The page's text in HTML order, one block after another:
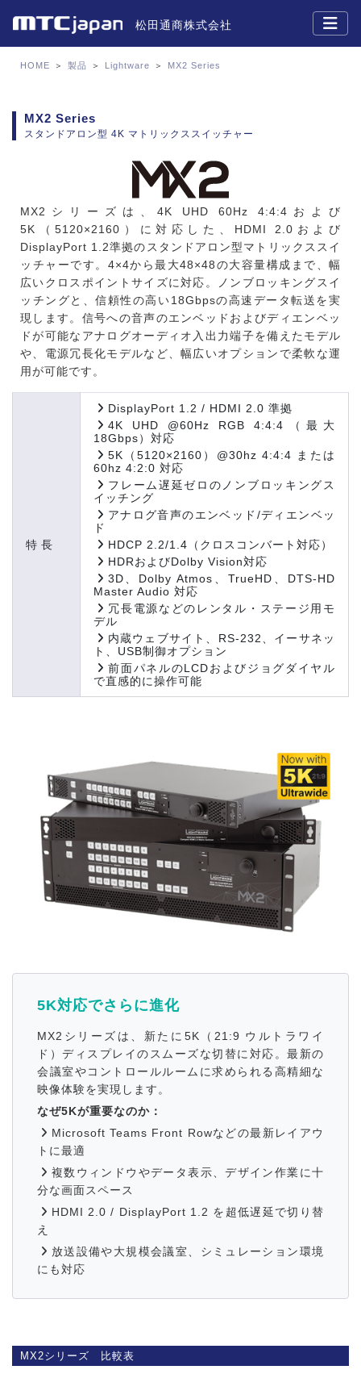
松田通商株式会社
HOME ＞ 製品 ＞ Lightware ＞ MX2 Series
MX2 Series
スタンドアロン型 4K マトリックススイッチャー
MX2シリーズは、4K UHD 60Hz 4:4:4および
5K（5120×2160）に対応した、HDMI 2.0および
DisplayPort 1.2準拠のスタンドアロン型マトリックススイ
ッチャーです。4×4から最大48×48の大容量構成まで、幅
広いクロスポイントサイズに対応。ノンブロッキングスイ
ッチングと、信頼性の高い18Gbpsの高速データ転送を実
現します。信号への音声のエンベッドおよびディエンベッ
ドが可能なアナログオーディオ入出力端子を備えたモデル
や、電源冗長化モデルなど、幅広いオプションで柔軟な運
用が可能です。
特長
DisplayPort 1.2 / HDMI 2.0 準拠
4K UHD @60Hz RGB 4:4:4（最大
18Gbps）対応
5K（5120×2160）@30hz 4:4:4 または
60hz 4:2:0 対応
フレーム遅延ゼロのノンブロッキングス
イッチング
アナログ音声のエンベッド/ディエンベッ
ド
HDCP 2.2/1.4（クロスコンバート対応）
HDRおよびDolby Vision対応
3D、Dolby Atmos、TrueHD、DTS-HD
Master Audio 対応
冗長電源などのレンタル・ステージ用モ
デル
内蔵ウェブサイト、RS-232、イーサネッ
ト、USB制御オプション
前面パネルのLCDおよびジョグダイヤル
で直感的に操作可能
5K対応でさらに進化
MX2シリーズは、新たに5K（21:9 ウルトラワイ
ド）ディスプレイのスムーズな切替に対応。最新の
会議室やコントロールルームに求められる高精細な
映像体験を実現します。
なぜ5Kが重要なのか：
Microsoft Teams Front Rowなどの最新レイアウ
トに最適
複数ウィンドウやデータ表示、デザイン作業に十
分な画面スペース
HDMI 2.0 / DisplayPort 1.2 を超低遅延で切り替
え
放送設備や大規模会議室、シミュレーション環境
にも対応
MX2シリーズ 比較表